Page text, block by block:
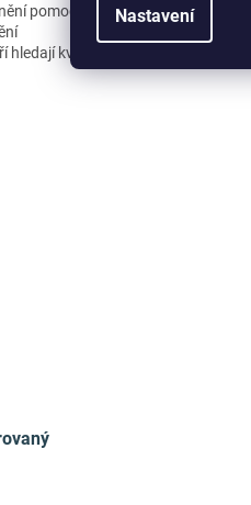
Nastavení
pomocných otěží
hledají kvalitní podbřišník s